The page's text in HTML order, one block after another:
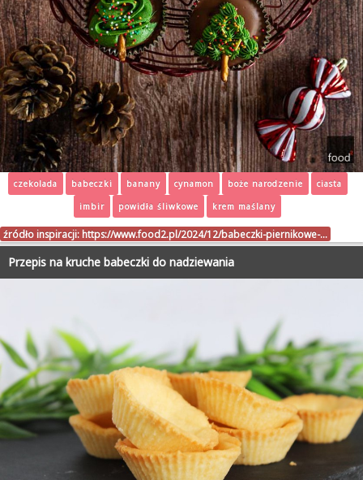
czekolada babeczki banany cynamon boże narodzenie
ciasta
imbir
powidła śliwkowe krem maślany
źródło inspiracji: https://www.food2.pl/2024/12/babeczki-piernikowe-…
Przepis na kruche babeczki do nadziewania